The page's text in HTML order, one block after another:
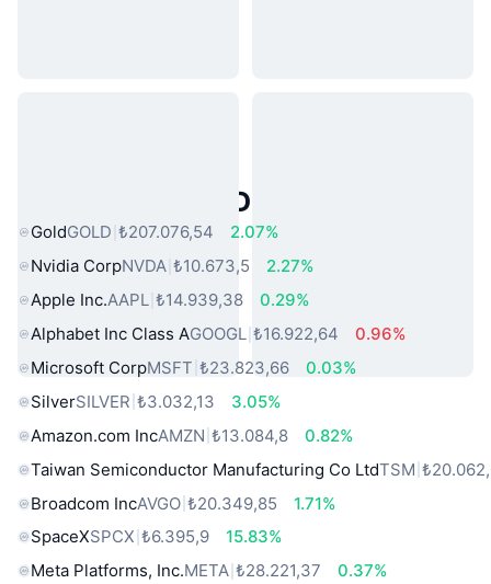
Popüler Gerçek Dünya Varlıkları
GoldGOLD ₺207.076,54
2.07%
Nvidia CorpNVDA ₺10.673,5
2.27%
Apple Inc.AAPL ₺14.939,38
0.29%
Alphabet Inc Class AGOOGL ₺16.922,64
0.96%
Microsoft CorpMSFT ₺23.823,66
0.03%
SilverSILVER ₺3.032,13
3.05%
Amazon.com IncAMZN ₺13.084,8
0.82%
Taiwan Semiconductor Manufacturing Co LtdTSM
Broadcom IncAVGO ₺20.349,85
1.71%
SpaceXSPCX ₺6.395,9
15.83%
Meta Platforms, Inc.META ₺28.221,37
0.37%